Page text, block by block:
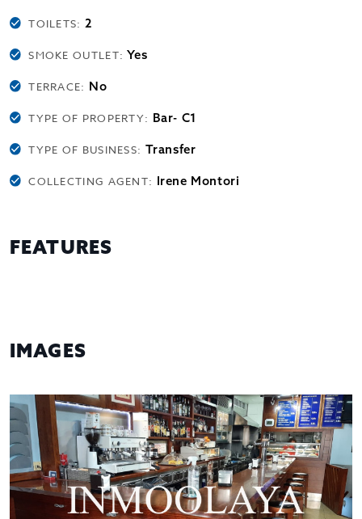
TOILETS: 2
SMOKE OUTLET:Yes
TERRACE: No
TYPE OF PROPERTY: Bar- C1
TYPE OF BUSINESS: Transfer
COLLECTING AGENT: Irene Montori
FEATURES
IMAGES